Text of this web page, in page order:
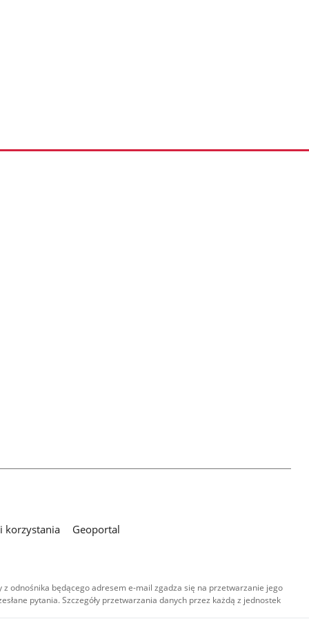
korzystania Geoportal
odnośnika będącego adresem e-mail zgadza się na przetwarzanie jego
pytania. Szczegóły przetwarzania danych przez każdą z jednostek